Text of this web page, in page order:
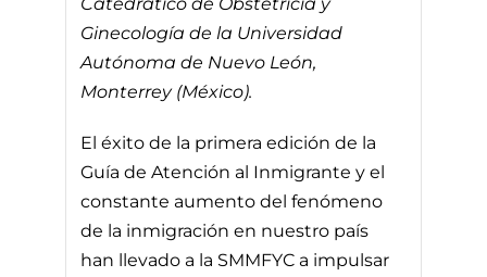
Ginecología de la Universidad
Autónoma de Nuevo León,
Monterrey (México).
El éxito de la primera edición de la
Guía de Atención al Inmigrante y el
constante aumento del fenómeno
de la inmigración en nuestro país
han llevado a la SMMFYC a impulsar